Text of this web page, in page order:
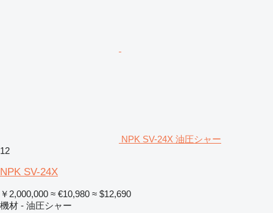
NPK SV-24X 油圧シャー
12
NPK SV-24X
￥2,000,000 ≈ €10,980 ≈ $12,690
機材 - 油圧シャー